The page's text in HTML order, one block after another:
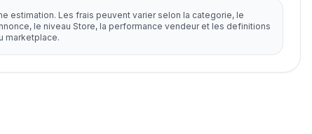
estimation. Les frais peuvent varier selon la categorie, le
le niveau Store, la performance vendeur et les definitions
marketplace.